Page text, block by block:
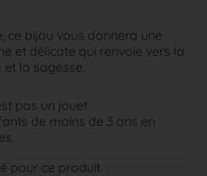
ce bijou vous donnera une
et délicate qui renvoie vers la
et la sagesse.
pas un jouet.
de moins de 3 ans en
pour ce produit.